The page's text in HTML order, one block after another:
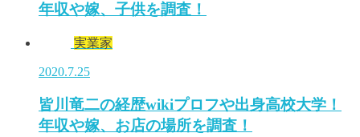
年収や嫁、子供を調査！
実業家
2020.7.25
皆川竜二の経歴wikiプロフや出身高校大学！
年収や嫁、お店の場所を調査！